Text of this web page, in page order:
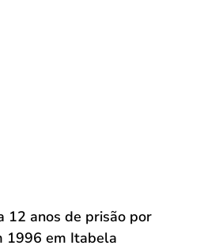
12 anos de prisão por
1996 em Itabela